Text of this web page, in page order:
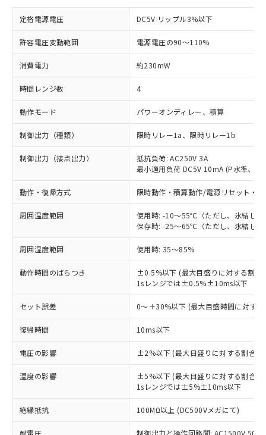
定格電源電圧 DC5V リップル3%以下
許容電圧変動範囲 電源電圧の90～110%
消費電力 約230mW
時間レンジ数 4
動作モード パワーオンディレー、積算
制御出力（種類） 限時リレー1a、限時リレー1b
制御出力（接点出力）
抵抗負荷: AC250V 3A
最小適用負荷 DC5V 10mA (P水準、参
動作・復帰方式 限時動作・積算動作/電源リセット・
周囲温度範囲
使用時: -10～55℃（ただし、氷結しな
保存時: -25～65℃（ただし、氷結しな
周囲湿度範囲 使用時: 35～85%
動作時間のばらつき
±0.5%以下 (最大目盛りに対する割合)
1sレンジでは±0.5%±10ms以下
セット誤差 0～＋30%以下 (最大目盛時間に対す
復帰時間 10ms以下
電圧の影響 ±2%以下 (最大目盛りに対する割合)
温度の影響
±5%以下 (最大目盛りに対する割合)
1sレンジでは±5%±10ms以下
絶縁抵抗 100MΩ以上 (DC500Vメガにて)
耐電圧 制御出力と操作回路間: AC1500V 50/
ご利用条件
以下の条件をお読みいただき、同意のうえ
本サービスは、当社制御機器事業取扱
※1 対応状況
対応済み：EU RoHS指令（10物質）の
非含有に対応した製品が提供可能な商品で
す。
対応予定：EU RoHS指令（10物質）の非含
有に対応した製品に切り替える予定のある
対応予定なし：EU RoHS指令（10物質）の
非含有に非対応の商品で、対応品を出す予
調査・確認中：EU RoHS指令（10物質）の
非含有の対応状況を調査中または確認中の
※1 中国RoHS○×表